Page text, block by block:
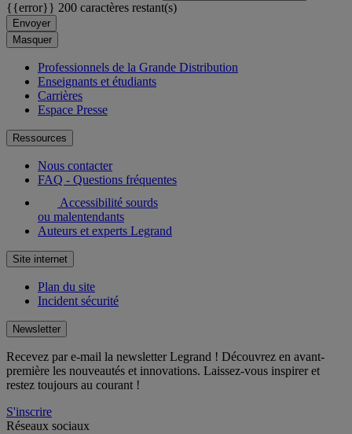
{{error}} 200 caractères restant(s)
Envoyer
Masquer
Professionnels de la Grande Distribution
Enseignants et étudiants
Carrières
Espace Presse
Ressources
Nous contacter
FAQ - Questions fréquentes
Accessibilité sourds
ou malentendants
Auteurs et experts Legrand
Site internet
Plan du site
Incident sécurité
Newsletter
Recevez par e-mail la newsletter Legrand ! Découvrez en avant-
première les nouveautés et innovations. Laissez-vous inspirer et
restez toujours au courant !
S'inscrire
Réseaux sociaux